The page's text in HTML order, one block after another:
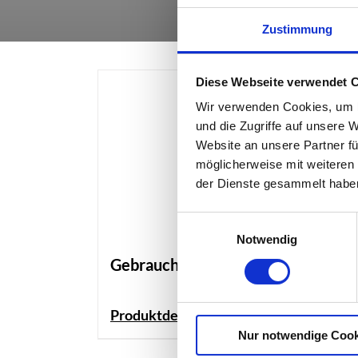
Zustimmung
Diese Webseite verwendet
Wir verwenden Cookies,
und die Zugriffe auf unsere
Website an unsere Partner
möglicherweise mit
der Dienste gesammelt
Notwendig
Nur notwendige
Gebrauchter Bauzaun
Produktdetails